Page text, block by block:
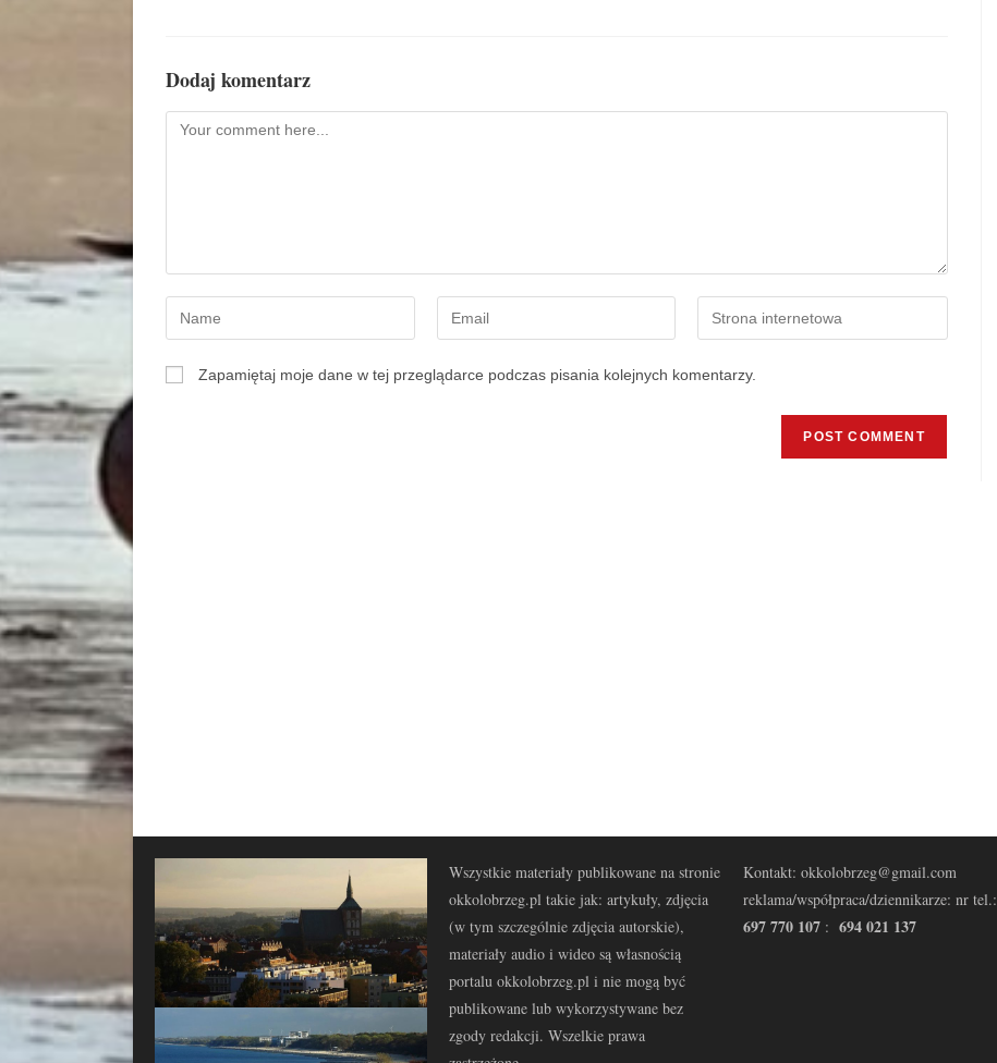
Dodaj komentarz
Zapamiętaj moje dane w tej przeglądarce podczas pisania kolejnych komentarzy.
Wszystkie materiały publikowane na stronie
okkolobrzeg.pl takie jak: artykuły, zdjęcia
(w tym szczególnie zdjęcia autorskie),
materiały audio i wideo są własnością
portalu okkolobrzeg.pl i nie mogą być
publikowane lub wykorzystywane bez
zgody redakcji. Wszelkie prawa
Kontakt: okkolobrzeg@gmail.com
reklama/współpraca/dziennikarze: nr tel.:
697 770 107 : 694 021 137